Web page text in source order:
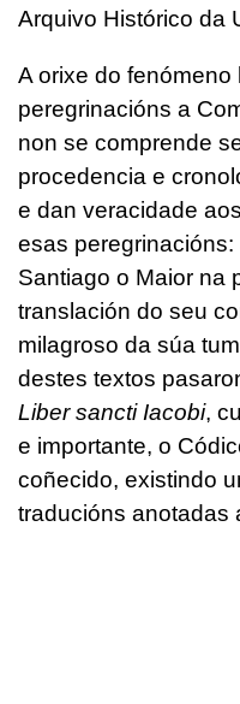
Arquivo Histórico da
A orixe do fenómeno
peregrinacións a
non se comprende
procedencia e
e dan veracidade
esas
Santiago o Maior na
translación do seu
milagroso da súa
destes textos
Liber sancti Iacobi,
e importante, o
coñecido, existindo
traducións anotadas